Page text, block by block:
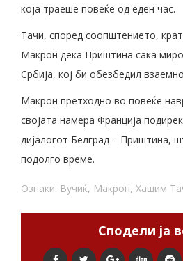
која траеше повеќе од еден час.
Тачи, според соопштението,
Макрон дека Приштина сака
Србија, кој би обезбедил
Макрон претходно во повеќе
својата намера Франција
дијалогот Белград – Приштина,
подолго време.
Ознаки: Вучиќ, Макрон, Хашим
Сподели ја